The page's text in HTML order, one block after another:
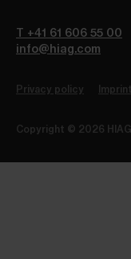
T +41 61 606 55 00
info@hiag.com
Privacy policy Imprint
Copyright © 2026